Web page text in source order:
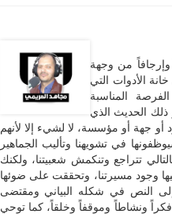
وإرجافاً من وجهة
الأدوات التي
المناسبة
الحديث الذي
أو جهة أو مؤسسة، لا لشيء إلا لأنهم
في تشويهنا وتأليب الجماهير
تتراجع وتنكمش شعبيتنا، ولكنك
وجود مسيرتنا، وتحققت على ضوئها
النص في شكله البياني ومقتضى
ونشاطاً وموقفاً وخلقاً، كما توحي